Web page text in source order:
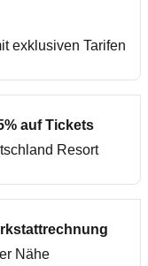
exklusiven Tarifen
auf Tickets
Resort
Nähe